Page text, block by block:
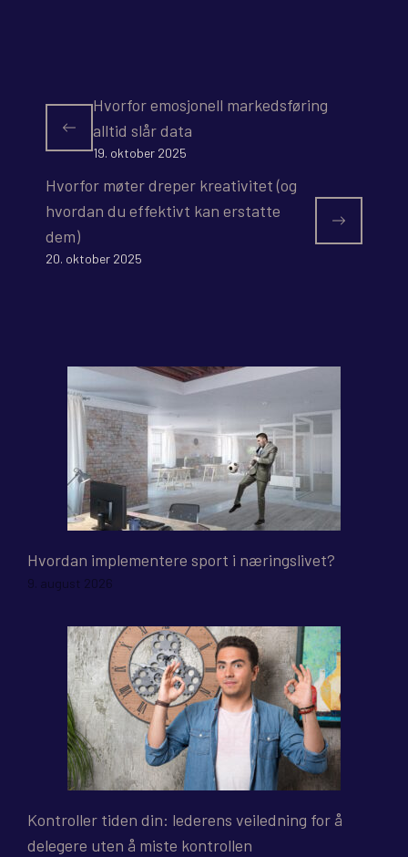
Hvorfor emosjonell markedsføring
alltid slår data
19. oktober 2025
Hvorfor møter dreper kreativitet (og
hvordan du effektivt kan erstatte
dem)
20. oktober 2025
Hvordan implementere sport i næringslivet?
9. august 2026
Kontroller tiden din: lederens veiledning for å
delegere uten å miste kontrollen